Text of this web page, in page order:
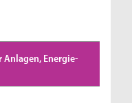
Energie-